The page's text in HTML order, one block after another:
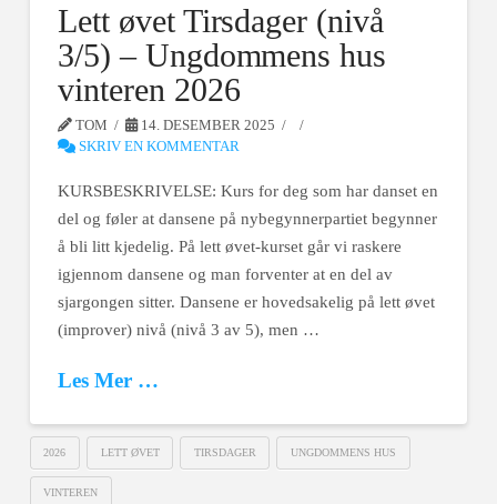
Lett øvet Tirsdager (nivå
3/5) – Ungdommens hus
vinteren 2026
TOM
14. DESEMBER 2025
SKRIV EN KOMMENTAR
KURSBESKRIVELSE: Kurs for deg som har danset en
del og føler at dansene på nybegynnerpartiet begynner
å bli litt kjedelig. På lett øvet-kurset går vi raskere
igjennom dansene og man forventer at en del av
sjargongen sitter. Dansene er hovedsakelig på lett øvet
(improver) nivå (nivå 3 av 5), men …
Les Mer …
2026 LETT ØVET TIRSDAGER UNGDOMMENS HUS
VINTEREN